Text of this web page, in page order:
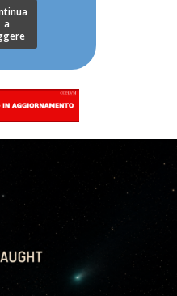
a